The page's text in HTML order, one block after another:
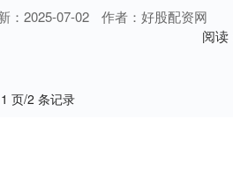
：2025-07-02
作者：好股配资网
阅读
页/2 条记录